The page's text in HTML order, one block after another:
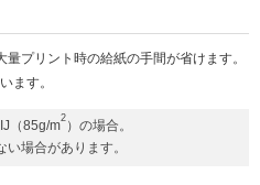
プリント時の給紙の手間が省けます。
ます。
（85g/m2 ）の場合。
場合があります。